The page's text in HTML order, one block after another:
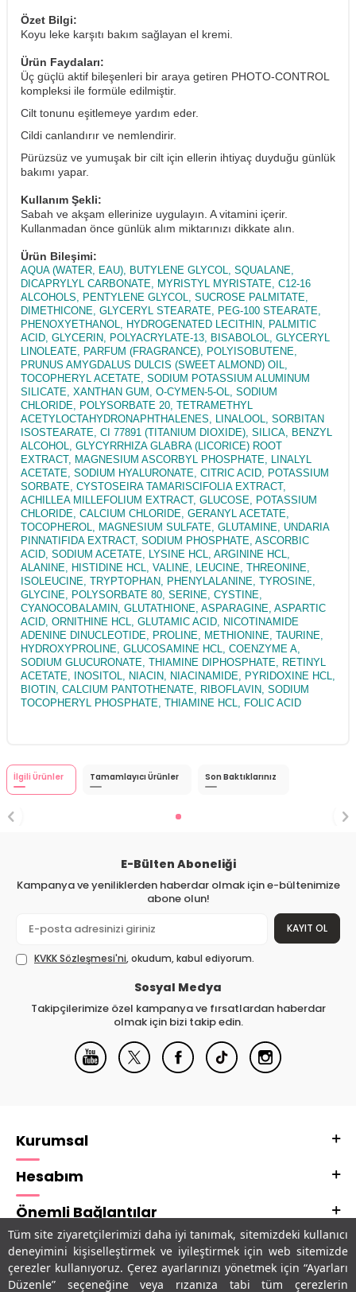
Tüm site ziyaretçilerimizi daha iyi tanımak, sitemizdeki kullanıcı
deneyimini kişiselleştirmek ve iyileştirmek için web sitemizde
çerezler kullanıyoruz. Çerez ayarlarınızı yönetmek için “Ayarları
Düzenle” seçeneğine veya rızanıza tabi tüm çerezlerin
Özet Bilgi:
Koyu leke karşıtı bakım sağlayan el kremi.
Ürün Faydaları:
Üç güçlü aktif bileşenleri bir araya getiren PHOTO-CONTROL
kompleksi ile formüle edilmiştir.
Cilt tonunu eşitlemeye yardım eder.
Cildi canlandırır ve nemlendirir.
Pürüzsüz ve yumuşak bir cilt için ellerin ihtiyaç duyduğu günlük
bakımı yapar.
Kullanım Şekli:
Sabah ve akşam ellerinize uygulayın. A vitamini içerir.
Kullanmadan önce günlük alım miktarınızı dikkate alın.
Ürün Bileşimi:
AQUA (WATER, EAU), BUTYLENE GLYCOL, SQUALANE,
DICAPRYLYL CARBONATE, MYRISTYL MYRISTATE, C12-16
ALCOHOLS, PENTYLENE GLYCOL, SUCROSE PALMITATE,
DIMETHICONE, GLYCERYL STEARATE, PEG-100 STEARATE,
PHENOXYETHANOL, HYDROGENATED LECITHIN, PALMITIC
ACID, GLYCERIN, POLYACRYLATE-13, BISABOLOL, GLYCERYL
LINOLEATE, PARFUM (FRAGRANCE), POLYISOBUTENE,
PRUNUS AMYGDALUS DULCIS (SWEET ALMOND) OIL,
TOCOPHERYL ACETATE, SODIUM POTASSIUM ALUMINUM
SILICATE, XANTHAN GUM, O-CYMEN-5-OL, SODIUM
CHLORIDE, POLYSORBATE 20, TETRAMETHYL
ACETYLOCTAHYDRONAPHTHALENES, LINALOOL, SORBITAN
ISOSTEARATE, CI 77891 (TITANIUM DIOXIDE), SILICA, BENZYL
ALCOHOL, GLYCYRRHIZA GLABRA (LICORICE) ROOT
EXTRACT, MAGNESIUM ASCORBYL PHOSPHATE, LINALYL
ACETATE, SODIUM HYALURONATE, CITRIC ACID, POTASSIUM
SORBATE, CYSTOSEIRA TAMARISCIFOLIA EXTRACT,
ACHILLEA MILLEFOLIUM EXTRACT, GLUCOSE, POTASSIUM
CHLORIDE, CALCIUM CHLORIDE, GERANYL ACETATE,
TOCOPHEROL, MAGNESIUM SULFATE, GLUTAMINE, UNDARIA
PINNATIFIDA EXTRACT, SODIUM PHOSPHATE, ASCORBIC
ACID, SODIUM ACETATE, LYSINE HCL, ARGININE HCL,
ALANINE, HISTIDINE HCL, VALINE, LEUCINE, THREONINE,
ISOLEUCINE, TRYPTOPHAN, PHENYLALANINE, TYROSINE,
GLYCINE, POLYSORBATE 80, SERINE, CYSTINE,
CYANOCOBALAMIN, GLUTATHIONE, ASPARAGINE, ASPARTIC
ACID, ORNITHINE HCL, GLUTAMIC ACID, NICOTINAMIDE
ADENINE DINUCLEOTIDE, PROLINE, METHIONINE, TAURINE,
HYDROXYPROLINE, GLUCOSAMINE HCL, COENZYME A,
SODIUM GLUCURONATE, THIAMINE DIPHOSPHATE, RETINYL
ACETATE, INOSITOL, NIACIN, NIACINAMIDE, PYRIDOXINE HCL,
BIOTIN, CALCIUM PANTOTHENATE, RIBOFLAVIN, SODIUM
TOCOPHERYL PHOSPHATE, THIAMINE HCL, FOLIC ACID
İlgili Ürünler Tamamlayıcı Ürünler Son Baktıklarınız
E-Bülten Aboneliği
Kampanya ve yeniliklerden haberdar olmak için e-bültenimize
abone olun!
KAYIT OL
KVKK Sözleşmesi'ni, okudum, kabul ediyorum.
Sosyal Medya
Takipçilerimize özel kampanya ve fırsatlardan haberdar
olmak için bizi takip edin.
Kurumsal
Hesabım
Önemli Bağlantılar
Adres & İletişim
Uygulamalarımız